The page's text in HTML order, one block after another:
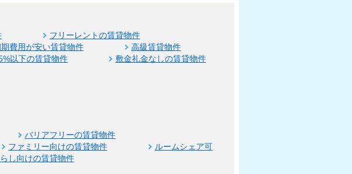
フリーレントの賃貸物件
費用が安い賃貸物件
高級賃貸物件
以下の賃貸物件 敷金礼金なしの賃貸物件
バリアフリーの賃貸物件
ファミリー向けの賃貸物件
ルームシェア可
し向けの賃貸物件